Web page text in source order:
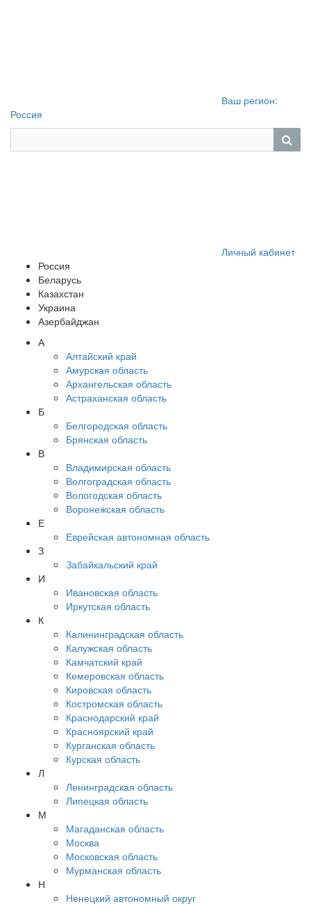
Ваш регион:
Россия
Личный кабинет
Россия
Беларусь
Казахстан
Украина
Азербайджан
А
Алтайский край
Амурская область
Архангельская область
Астраханская область
Б
Белгородская область
Брянская область
В
Владимирская область
Волгоградская область
Вологодская область
Воронежская область
Е
Еврейская автономная область
З
Забайкальский край
И
Ивановская область
Иркутская область
К
Калининградская область
Калужская область
Камчатский край
Кемеровская область
Кировская область
Костромская область
Краснодарский край
Красноярский край
Курганская область
Курская область
Л
Ленинградская область
Липецкая область
М
Магаданская область
Москва
Московская область
Мурманская область
Н
Ненецкий автономный округ